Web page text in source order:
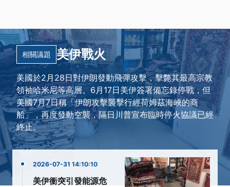
相關議題 美伊戰火
美國於2月28日對伊朗發動飛彈攻擊，擊斃其最高宗教
領袖哈米尼等高層。6月17日美伊簽署備忘錄停戰，但
美國7月7日稱「伊朗攻擊襲擊行經荷姆茲海峽的商
船」，再度發動空襲，隔日川普宣布臨時停火協議已經
終止。
2026-07-31 14:10:10
美伊衝突引發能源危